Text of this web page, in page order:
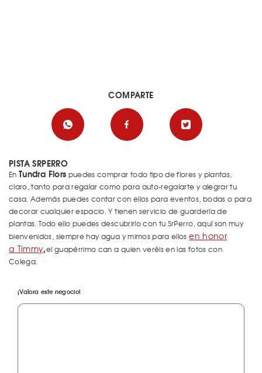
PISTA SRPERRO
EnTundra Flors puedes comprar todo tipo de flores y plantas,
claro, tanto para regalar como para auto-regalarte y alegrar tu
casa. Además puedes contar con ellos para eventos, bodas o para
decorar cualquier espacio. Y tienen servicio de guardería de
plantas. Todo ello puedes descubrirlo con tu SrPerro, aquí son muy
bienvenidos, siempre hay agua y mimos para ellosen honor
a Timmy,el guapérrimo can a quien veréis en las fotos con
Colega.
¡Valora este negocio!
COMPARTE